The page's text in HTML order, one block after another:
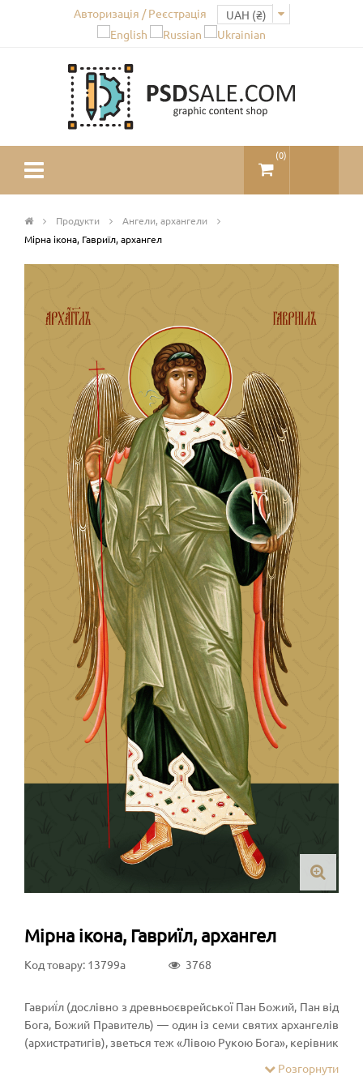
Авторизація / Реєстрація
(0)
Продукти
Ангели, архангели
Мірна ікона, Гавриїл, архангел
Мірна ікона, Гавриїл, архангел
Код товару: 13799a 3768
Гавриї́л (дослівно з древньоєврейської Пан Божий, Пан від
Бога, Божий Правитель) — один із семи святих архангелів
(архистратигів), зветься теж «Лівою Рукою Бога», керівник
Розгорнути